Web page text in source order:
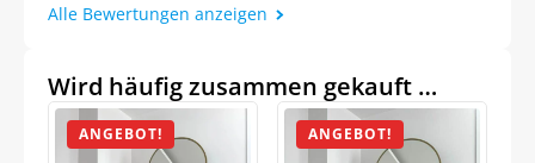
Alle Bewertungen anzeigen
Wird häufig zusammen gekauft …
ANGEBOT! ANGEBOT!